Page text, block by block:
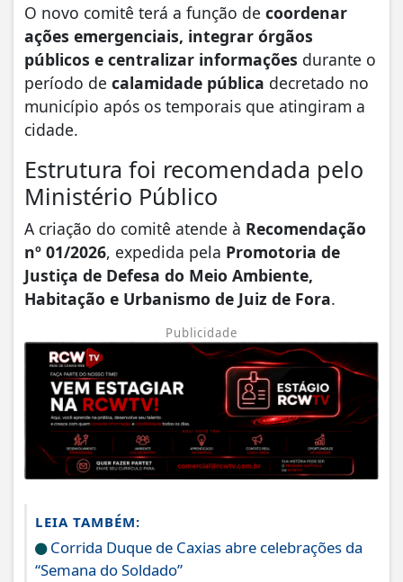
O novo comitê terá a função de coordenar
ações emergenciais, integrar órgãos
públicos e centralizar informações durante o
período de calamidade pública decretado no
município após os temporais que atingiram a
cidade.
Estrutura foi recomendada pelo
Ministério Público
A criação do comitê atende à Recomendação
nº 01/2026, expedida pela Promotoria de
Justiça de Defesa do Meio Ambiente,
Habitação e Urbanismo de Juiz de Fora.
Publicidade
LEIA TAMBÉM:
Corrida Duque de Caxias abre celebrações da
“Semana do Soldado”